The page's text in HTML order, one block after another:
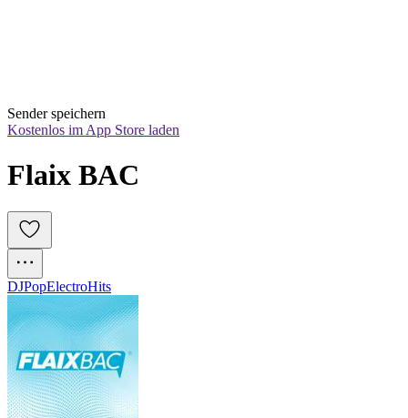
Sender speichern
Kostenlos im App Store laden
Flaix BAC
DJPopElectroHits